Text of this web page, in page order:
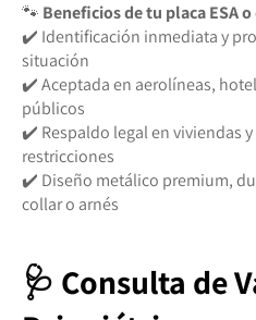
🐾 Beneficios de tu placa ESA
✔️ Identificación inmediata y
situación
✔️ Aceptada en aerolíneas,
públicos
✔️ Respaldo legal en viviendas
restricciones
✔️ Diseño metálico premium,
collar o arnés
🩺 Consulta de